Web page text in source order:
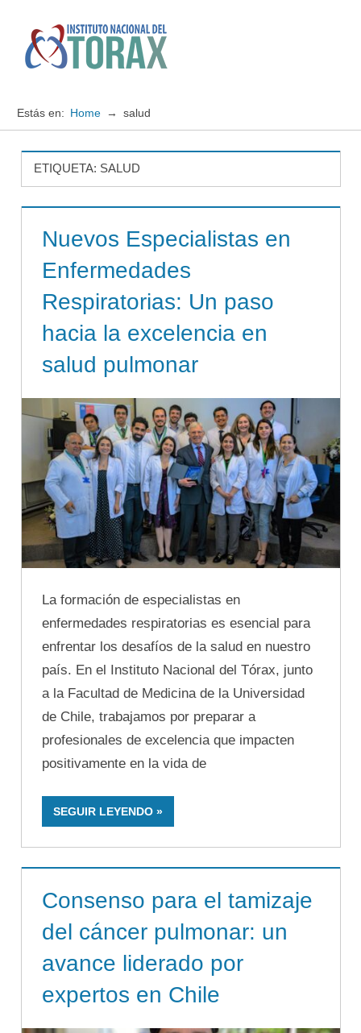
contenido
Instituto
del
TORAX
Estás en: Home salud
ETIQUETA: SALUD
Nuevos Especialistas en
Enfermedades
Respiratorias: Un paso
hacia la excelencia en
salud pulmonar
La formación de especialistas en
enfermedades respiratorias es esencial para
enfrentar los desafíos de la salud en nuestro
país. En el Instituto Nacional del Tórax, junto
a la Facultad de Medicina de la Universidad
de Chile, trabajamos por preparar a
profesionales de excelencia que impacten
positivamente en la vida de
SEGUIR LEYENDO
Consenso para el tamizaje
del cáncer pulmonar: un
avance liderado por
expertos en Chile